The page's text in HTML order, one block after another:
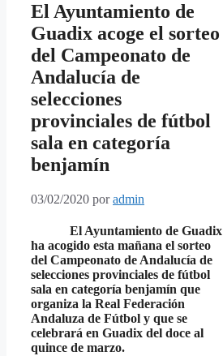
El Ayuntamiento de
Guadix acoge el sorteo
del Campeonato de
Andalucía de
selecciones
provinciales de fútbol
sala en categoría
benjamín
03/02/2020 poradmin
El Ayuntamiento de Guadix
ha acogido esta mañana el sorteo
del Campeonato de Andalucía de
selecciones provinciales de fútbol
sala en categoría benjamín que
organiza la Real Federación
Andaluza de Fútbol y que se
celebrará en Guadix del doce al
quince de marzo.